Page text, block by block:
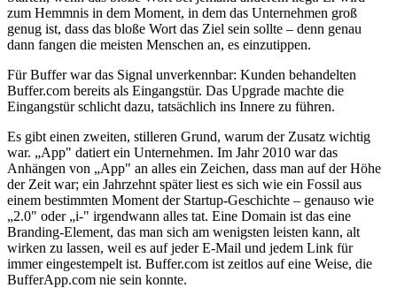
zum Hemmnis in dem Moment, in dem das Unternehmen groß
genug ist, dass das bloße Wort das Ziel sein sollte – denn genau
dann fangen die meisten Menschen an, es einzutippen.
Für Buffer war das Signal unverkennbar: Kunden behandelten
Buffer.com bereits als Eingangstür. Das Upgrade machte die
Eingangstür schlicht dazu, tatsächlich ins Innere zu führen.
Es gibt einen zweiten, stilleren Grund, warum der Zusatz wichtig
war. „App" datiert ein Unternehmen. Im Jahr 2010 war das
Anhängen von „App" an alles ein Zeichen, dass man auf der Höhe
der Zeit war; ein Jahrzehnt später liest es sich wie ein Fossil aus
einem bestimmten Moment der Startup-Geschichte – genauso wie
„2.0" oder „i-" irgendwann alles tat. Eine Domain ist das eine
Branding-Element, das man sich am wenigsten leisten kann, alt
wirken zu lassen, weil es auf jeder E-Mail und jedem Link für
immer eingestempelt ist. Buffer.com ist zeitlos auf eine Weise, die
BufferApp.com nie sein konnte.